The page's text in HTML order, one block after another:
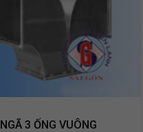
NGÃ 3 ỐNG VUÔNG